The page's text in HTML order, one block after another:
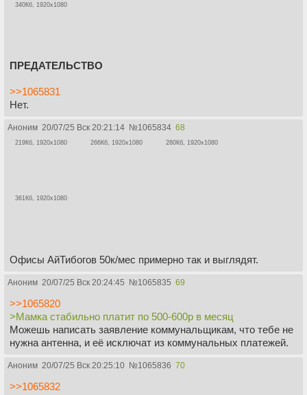
340Кб, 1920x1080
ПРЕДАТЕЛЬСТВО
>>1065831
Нет.
Аноним 20/07/25 Вск 20:21:14 №1065834 68
219Кб, 1920x1080 266Кб, 1920x1080 280Кб, 1920x1080
361Кб, 1920x1080
Офисы АйТибогов 50к/мес примерно так и выглядят.
Аноним 20/07/25 Вск 20:24:45 №1065835 69
>>1065820
>Мамка стабильно платит по 500-600р в месяц
Можешь написать заявление коммунальщикам, что тебе не
нужна антенна, и её исключат из коммунальных платежей.
Аноним 20/07/25 Вск 20:25:10 №1065836 70
>>1065832